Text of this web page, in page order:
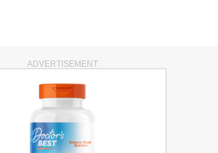
ADVERTISEMENT